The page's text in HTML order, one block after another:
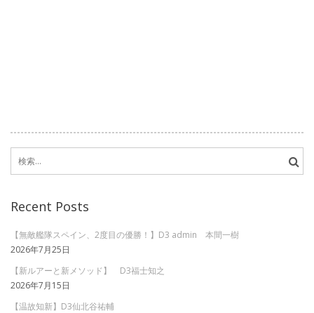
索:
Recent Posts
【無敵艦隊スペイン、2度目の優勝！】D3 admin 本間一樹
2026年7月25日
【新ルアーと新メソッド】 D3福士知之
2026年7月15日
【温故知新】D3仙北谷祐輔